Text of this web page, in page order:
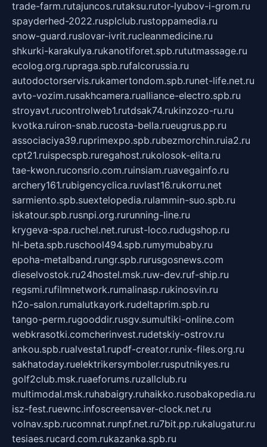
trade-farm.rutajuncos.rutaksu.rutor-lyubov-i-grom.ru
spayderhed-2022.rusplclub.rustoppamedia.ru
snow-guard.ruslovar-ivrit.rucleanmedicine.ru
shkurki-karakulya.rukanotiforet.spb.rututmassage.ru
ecolog.org.rupraga.spb.rufalcorussia.ru
autodoctorservis.rukamertondom.spb.runet-life.net.ru
avto-vozim.rusakhcamera.rualliance-electro.spb.ru
stroyavt.rucontrolweb1.rutdsak74.rukinzozo-ru.ru
kvotka.ruiron-snab.rucosta-bella.rueugrus.pp.ru
associaciya39.ruprimexpo.spb.rubezmorchin.ruia2.ru
cpt21.ruispecspb.ruregahost.rukolosok-elita.ru
tae-kwon.ruconsrio.com.ruinsiam.ruavegainfo.ru
archery161.rubigencyclica.ruvlast16.rukorru.net
sarmiento.spb.suextelopedia.rulammin-suo.spb.ru
iskatour.spb.rusnpi.org.rurunning-line.ru
krygeva-spa.ruchel.net.rurust-loco.rudugshop.ru
hl-beta.spb.ruschool494.spb.rumymubaby.ru
epoha-metalband.rungr.spb.rurusgosnews.com
dieselvostok.ru24hostel.msk.ruw-dev.ruf-ship.ru
regsmi.rufilmnetwork.rumalinasp.rukinosvin.ru
h2o-salon.rumalutkayork.rudeltaprim.spb.ru
tango-perm.rugooddir.rusgv.sumultiki-online.com
webkrasotki.comcherinvest.rudetskiy-ostrov.ru
ankou.spb.rualvesta1.rupdf-creator.runix-files.org.ru
sakhatoday.ruelektrikersymboler.rusputnikyes.ru
golf2club.msk.ruaeforums.ruzallclub.ru
multimodal.msk.ruhabaigry.ruhaikko.rusobakopedia.ru
isz-fest.ruewnc.infoscreensaver-clock.net.ru
volnav.spb.rucomnat.runpf.net.ru7bit.pp.rukalugatur.ru
tesiaes.rucard.com.rukazanka.spb.ru